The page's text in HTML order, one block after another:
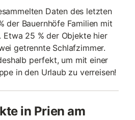
Daten des letzten
der Bauernhöfe Familien mit
Etwa 25 % der Objekte hier
getrennte Schlafzimmer.
perfekt, um mit einer
in den Urlaub zu verreisen!
in Prien am